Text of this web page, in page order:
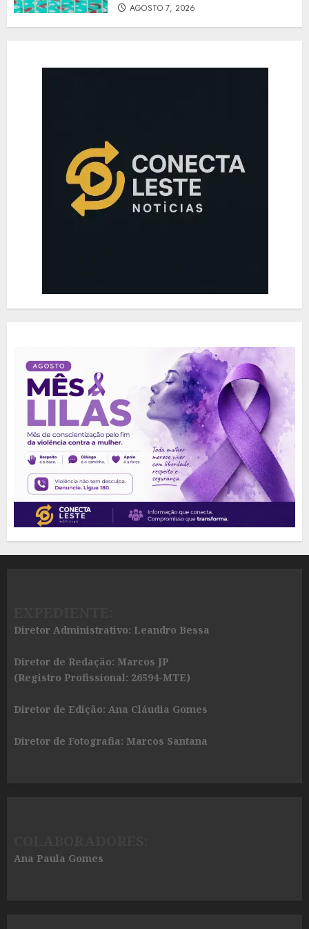
AGOSTO 7, 2026
Diretor Administrativo: Leandro Bessa
Diretor de Redação: Marcos JP
(Registro Profissional: 26594-MTE)
Diretor de Edição: Ana Cláudia Gomes
Diretor de Fotografia: Marcos Santana
Ana Paula Gomes